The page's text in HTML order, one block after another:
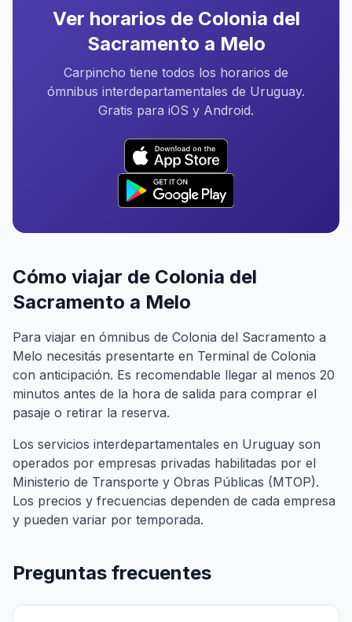
Ver horarios de Colonia del
Sacramento a Melo
Carpincho tiene todos los horarios de
ómnibus interdepartamentales de Uruguay.
Gratis para iOS y Android.
Cómo viajar de Colonia del
Sacramento a Melo
Para viajar en ómnibus de Colonia del Sacramento a
Melo necesitás presentarte en Terminal de Colonia
con anticipación. Es recomendable llegar al menos 20
minutos antes de la hora de salida para comprar el
pasaje o retirar la reserva.
Los servicios interdepartamentales en Uruguay son
operados por empresas privadas habilitadas por el
Ministerio de Transporte y Obras Públicas (MTOP).
Los precios y frecuencias dependen de cada empresa
y pueden variar por temporada.
Preguntas frecuentes